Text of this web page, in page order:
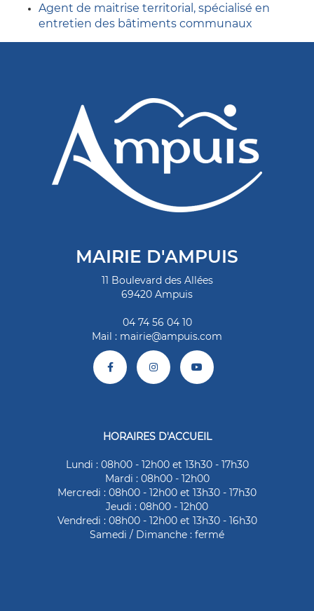
Agent de maitrise territorial, spécialisé en
entretien des bâtiments communaux
MAIRIE D'AMPUIS
11 Boulevard des Allées
69420 Ampuis
04 74 56 04 10
Mail : mairie@ampuis.com
HORAIRES D'ACCUEIL
Lundi : 08h00 - 12h00 et 13h30 - 17h30
Mardi : 08h00 - 12h00
Mercredi : 08h00 - 12h00 et 13h30 - 17h30
Jeudi : 08h00 - 12h00
Vendredi : 08h00 - 12h00 et 13h30 - 16h30
Samedi / Dimanche : fermé